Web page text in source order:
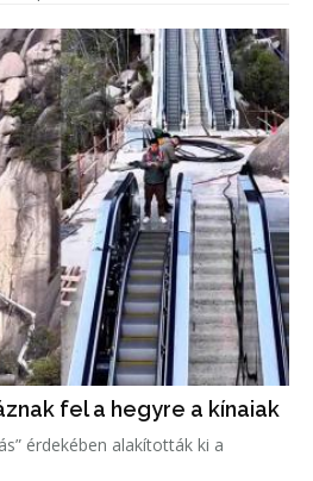
fel a hegyre a kínaiak
érdekében alakították ki a